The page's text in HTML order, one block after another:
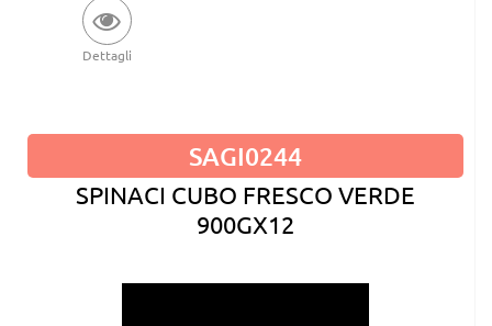
Dettagli
SAGI0244
SPINACI CUBO FRESCO VERDE
900GX12